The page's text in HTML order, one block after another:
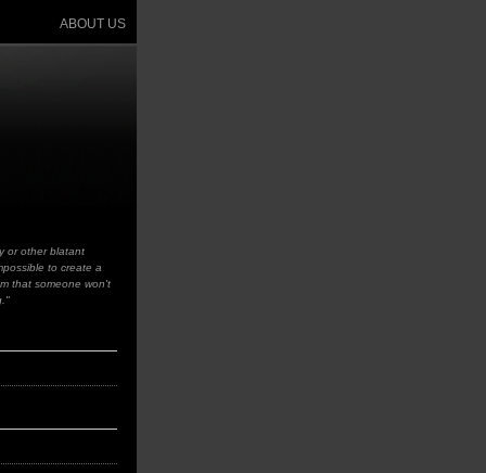
ABOUT US
or other blatant
to create a
that someone won't